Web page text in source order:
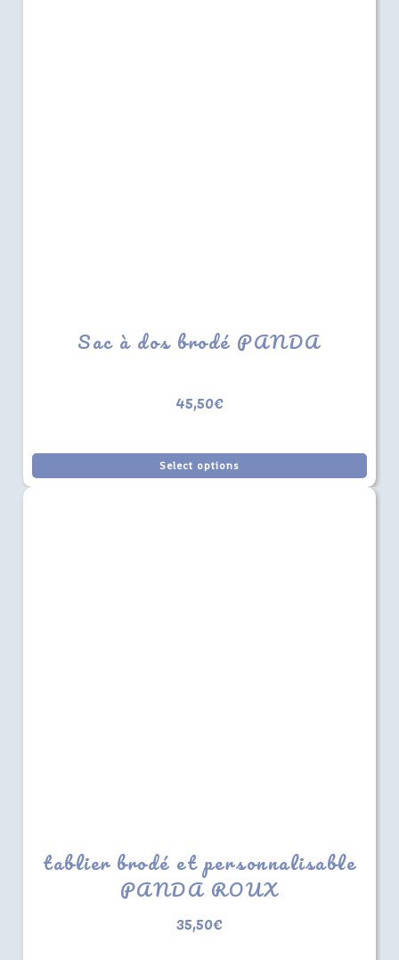
Sac à dos brodé PANDA
45,50€
Select options
tablier brodé et personnalisable
PANDA ROUX
35,50€